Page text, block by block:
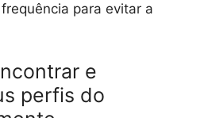
para evitar a
e
perfis do